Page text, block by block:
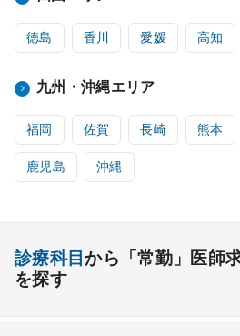
徳島 香川 愛媛 高知
九州・沖縄エリア
福岡 佐賀 長崎 熊本
鹿児島 沖縄
診療科目から「常勤」医師
を探す
内科系